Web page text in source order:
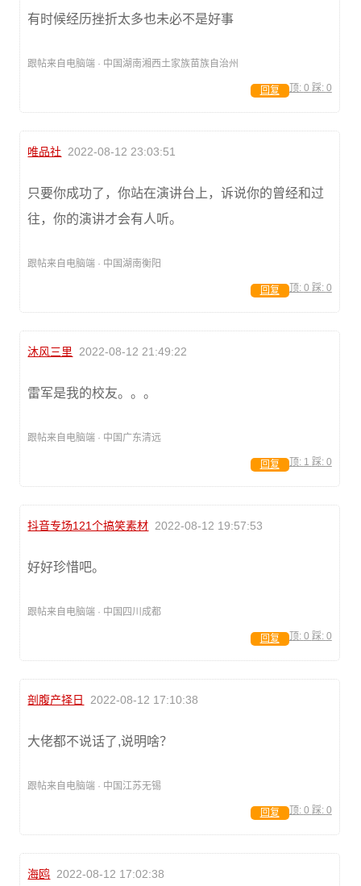
有时候经历挫折太多也未必不是好事
跟帖来自电脑端 · 中国湖南湘西土家族苗族自治州
顶: 0 踩: 0
回复
唯品社 2022-08-12 23:03:51
只要你成功了，你站在演讲台上，诉说你的曾经和过
往，你的演讲才会有人听。
跟帖来自电脑端 · 中国湖南衡阳
顶: 0 踩: 0
回复
沐风三里 2022-08-12 21:49:22
雷军是我的校友。。。
跟帖来自电脑端 · 中国广东清远
顶: 1 踩: 0
回复
抖音专场121个搞笑素材 2022-08-12 19:57:53
好好珍惜吧。
跟帖来自电脑端 · 中国四川成都
顶: 0 踩: 0
回复
剖腹产择日 2022-08-12 17:10:38
大佬都不说话了,说明啥？
跟帖来自电脑端 · 中国江苏无锡
顶: 0 踩: 0
回复
海鸥 2022-08-12 17:02:38